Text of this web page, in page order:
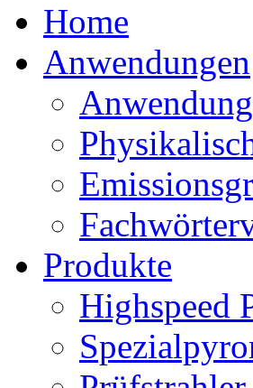
Home
Anwendungen
Produkte
Highspeed